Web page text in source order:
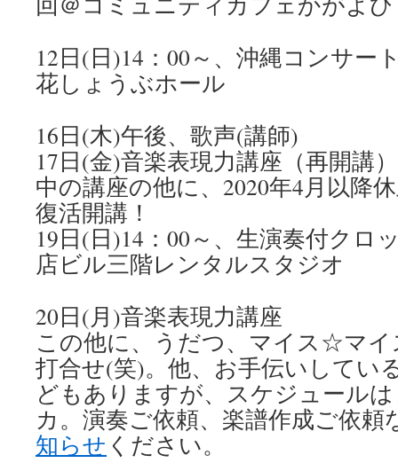
12日(日)14：00～、沖縄コンサー
花しょうぶホール
16日(木)午後、歌声(講師)
17日(金)音楽表現力講座（再開講
中の講座の他に、2020年4月以降
復活開講！
19日(日)14：00～、生演奏付クロ
店ビル三階レンタルスタジオ
20日(月)音楽表現力講座
この他に、うだつ、マイス☆マイ
打合せ(笑)。他、お手伝いしてい
どもありますが、スケジュール
カ。演奏ご依頼、楽譜作成ご依
知らせ ください。